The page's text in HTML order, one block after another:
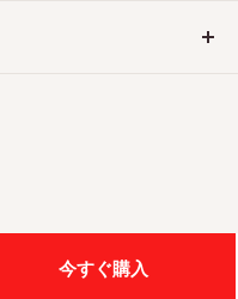
今すぐ購入